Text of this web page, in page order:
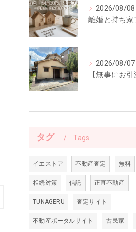
2026/08/08
離婚と持ち
2026/08/07
タグ Tags
イエストア 不動産査定 無料
相続対策 信託 正直不動産
TUNAGERU 査定サイト
不動産ポータルサイト 古民家